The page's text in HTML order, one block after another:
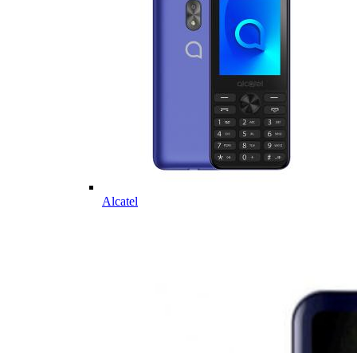
Alcatel